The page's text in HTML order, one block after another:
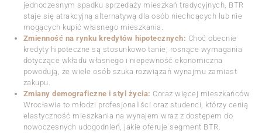
jednoczesnym spadku sprzedaży mieszkań tradycyjnych, BTR
staje się atrakcyjną alternatywą dla osób niechcących lub nie
mogących kupić własnego mieszkania.
Zmienność na rynku kredytów hipotecznych: Choć obecnie
kredyty hipoteczne są stosunkowo tanie, rosnące wymagania
dotyczące wkładu własnego i niepewność ekonomiczna
powodują, że wiele osób szuka rozwiązań wynajmu zamiast
zakupu.
Zmiany demograficzne i styl życia: Coraz więcej mieszkańców
Wrocławia to młodzi profesjonaliści oraz studenci, którzy cenią
elastyczność mieszkania na wynajem wraz z dostępem do
nowoczesnych udogodnień, jakie oferuje segment BTR.